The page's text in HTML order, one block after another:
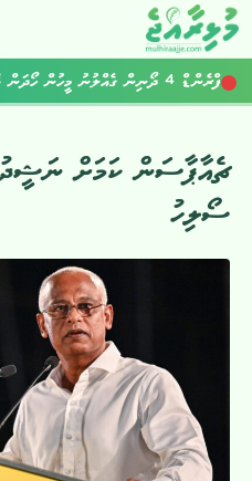
އެކިހިސާބަށް ވިއްސާރަ ކުރުމާއެކު ގުގުރާނެ:
ފްރެންޑް 4 ދޯނިން ގެއްލުނު މީހުން ހޯދަން ބޭރުގެ އެހީތެރިކަން ހޯދަނީ
ޗެއާޕާސަން ކަމަށް
ސޯލިހު